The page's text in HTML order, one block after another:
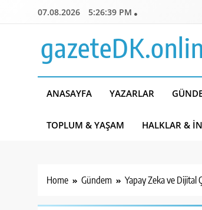
07.08.2026 5:26:41 PM
ANASAYFA YAZARLAR
TOPLUM & YAŞAM HALKLAR &
Home Gündem Yapay Zeka ve Dijital